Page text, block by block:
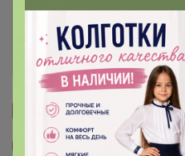
Ключевые даты
История проведённых
Cтраничка организатора
Другие СП